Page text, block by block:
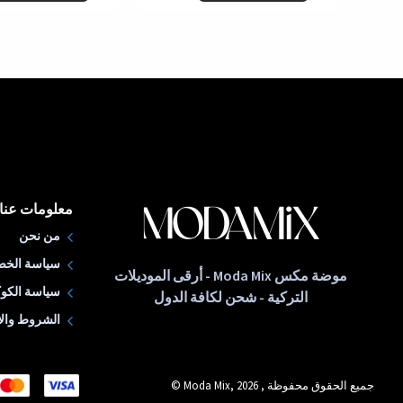
موضة مكس Moda Mix - أرقى الموديلات
التركية - شحن لكافة الدول
معلومات عنا
من نحن
سياسة
سياسة
الشروط
جميع الحقوق محفوظة , Moda Mix, 2026 ©